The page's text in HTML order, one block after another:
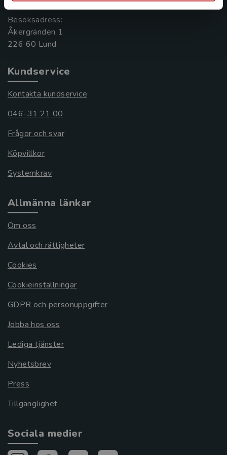
Besöksadress:
Åkergränden 1
Kundservice
Kontakta kundservice
046-31 21 00
Frågor och svar
Köpvillkor
Systemkrav
Allmänna länkar
Om oss
Avtal och rättigheter
Cookies
Cookieinställningar
GDPR och personuppgifter
Jobba hos oss
Lediga tjänster
Nyhetsbrev
Press
Tillgänglighet
Sociala medier